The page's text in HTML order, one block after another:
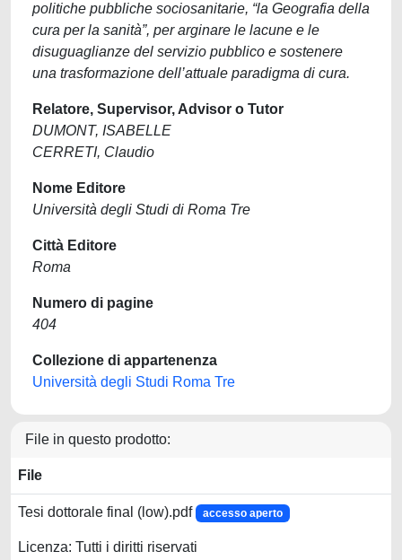
politiche pubbliche sociosanitarie, “la Geografia della
cura per la sanità”, per arginare le lacune e le
disuguaglianze del servizio pubblico e sostenere
una trasformazione dell’attuale paradigma di cura.
Relatore, Supervisor, Advisor o Tutor
DUMONT, ISABELLE
CERRETI, Claudio
Nome Editore
Università degli Studi di Roma Tre
Città Editore
Roma
Numero di pagine
404
Collezione di appartenenza
Università degli Studi Roma Tre
File in questo prodotto:
File
Tesi dottorale final (low).pdf accesso aperto
Licenza: Tutti i diritti riservati